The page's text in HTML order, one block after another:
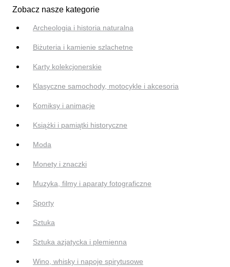
Zobacz nasze kategorie
Archeologia i historia naturalna
Biżuteria i kamienie szlachetne
Karty kolekcjonerskie
Klasyczne samochody, motocykle i akcesoria
Komiksy i animacje
Książki i pamiątki historyczne
Moda
Monety i znaczki
Muzyka, filmy i aparaty fotograficzne
Sporty
Sztuka
Sztuka azjatycka i plemienna
Wino, whisky i napoje spirytusowe